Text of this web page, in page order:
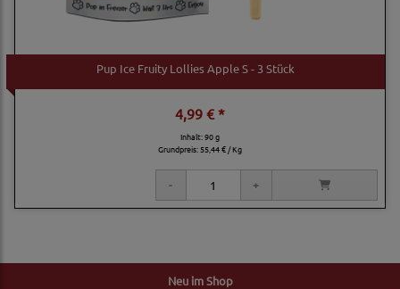
Neu im Shop
Pup Ice Fruity Lollies Apple S - 3 Stück
4,99 € *
Inhalt: 90 g
Grundpreis: 55,44 € / Kg